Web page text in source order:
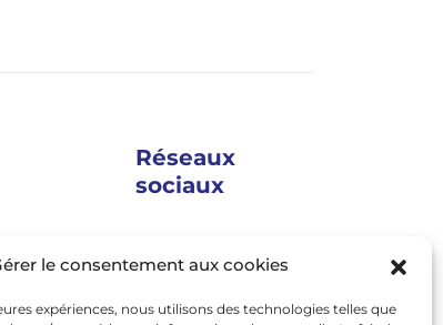
le consentement aux cookies
expériences, nous utilisons des technologies telles que
Réseaux
sociaux